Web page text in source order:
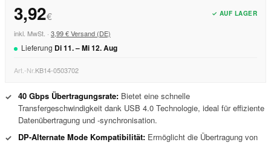
3,92€ ✓ AUF LAGER
inkl. MwSt. · 3,99 € Versand (DE)
Lieferung Di11. –Mi12.Aug
Art.-Nr.KB14-0503702
✓ 40 Gbps Übertragungsrate: Bietet eine schnelle
Transfergeschwindigkeit dank USB 4.0 Technologie, ideal für effiziente
Datenübertragung und -synchronisation.
✓
DP-Alternate Mode Kompatibilität: Ermöglicht die Übertragung von